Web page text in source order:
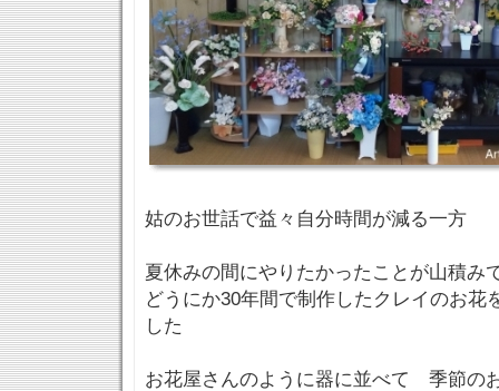
姑のお世話で益々自分時間が減る一方
夏休みの間にやりたかったことが山積み
どうにか30年間で制作したクレイのお花
した
お花屋さんのように器に並べて 季節の